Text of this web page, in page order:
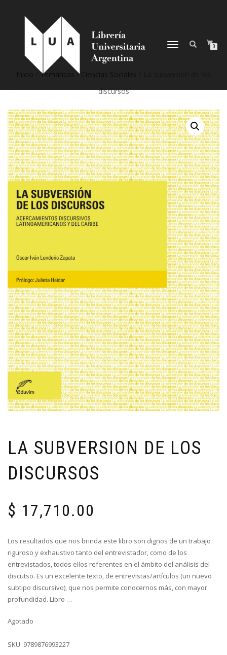
NAVEGACIÓN
0
Inicio /Temáticas /Ciencias Sociales
discursos
LA SUBVERSION DE LOS
DISCURSOS
$ 17,710.00
Los resultados que nos brinda este libro son dignos de un trabajo
riguroso y exhaustivo tanto del entrevistador, como de los
entrevistados, todos ellos referentes en el ámbito del análisis del
discutso. Es un excelente texto, de entrevistas/artículos (un nuevo
subtipo discursivo), que nos permite conocernos más, con mayor
profundidad. Libro …
Agotado
SKU: 9789876993227